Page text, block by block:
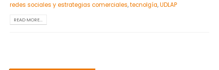
redes sociales y estrategias comerciales,tecnolgía,UDLAP
READ MORE...